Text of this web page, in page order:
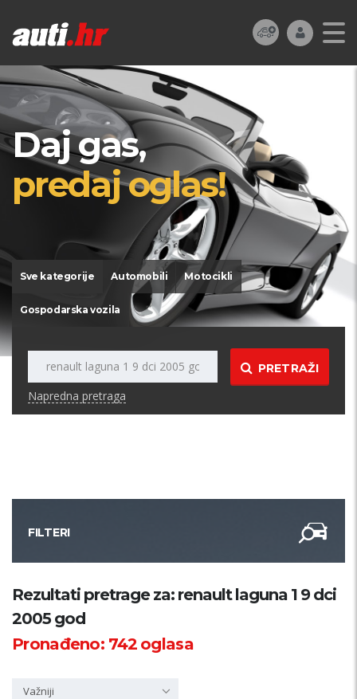
Daj gas,
predaj oglas!
Sve kategorije Automobili Motocikli
Gospodarska vozila
PRETRAŽI
Napredna pretraga
FILTERI
Kategorija
Županija
Rezultati pretrage za: renault laguna 1 9 dci
2005 god
Pronađeno: 742oglasa
Važniji